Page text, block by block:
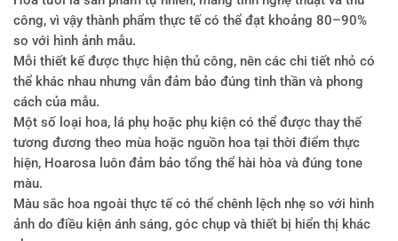
công, vì vậy thành phẩm thực tế có thể đạt khoảng 80–90%
so với hình ảnh mẫu.
Mỗi thiết kế được thực hiện thủ công, nên các chi tiết nhỏ có
thể khác nhau nhưng vẫn đảm bảo đúng tinh thần và phong
cách của mẫu.
Một số loại hoa, lá phụ hoặc phụ kiện có thể được thay thế
tương đương theo mùa hoặc nguồn hoa tại thời điểm thực
hiện, Hoarosa luôn đảm bảo tổng thể hài hòa và đúng tone
màu.
Màu sắc hoa ngoài thực tế có thể chênh lệch nhẹ so với hình
ảnh do điều kiện ánh sáng, góc chụp và thiết bị hiển thị khác